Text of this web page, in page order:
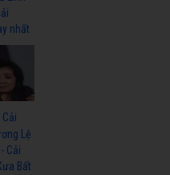
nhất
Lệ
Cải
Bất